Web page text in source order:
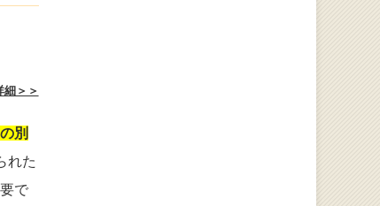
細＞＞
別
れた
で